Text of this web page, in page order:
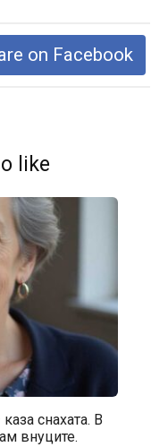
on Facebook
like
снахата. В
внуците.